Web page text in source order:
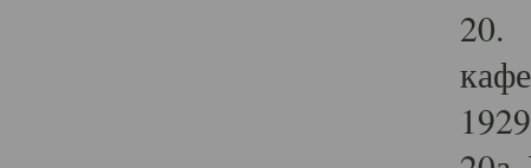
20.